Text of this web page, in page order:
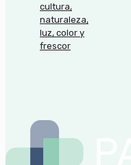
cultura,
naturaleza,
luz, color y
frescor